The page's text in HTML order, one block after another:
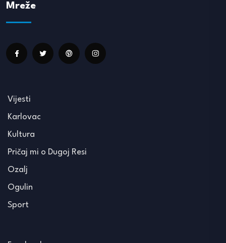
Mreže
Vijesti
Karlovac
Kultura
Pričaj mi o Dugoj Resi
Ozalj
Ogulin
Sport